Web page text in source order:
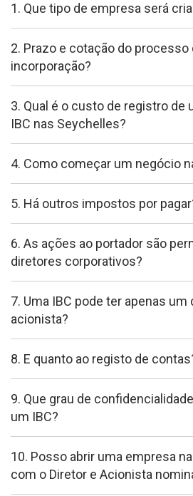
1. Que tipo de empresa será
2. Prazo e cotação do processo
incorporação?
3. Qual é o custo de registro de
IBC nas Seychelles?
4. Como começar um negócio
5. Há outros impostos por
6. As ações ao portador são
diretores corporativos?
7. Uma IBC pode ter apenas um
acionista?
8. E quanto ao registo de
9. Que grau de
um IBC?
10. Posso abrir uma empresa
com o Diretor e Acionista